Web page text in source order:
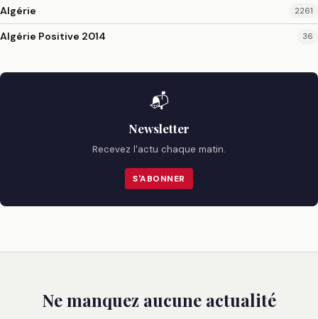
Algérie 2261
Algérie Positive 2014 36
📬
Newsletter
Recevez l'actu chaque matin.
S'ABONNER
Ne manquez aucune actualité